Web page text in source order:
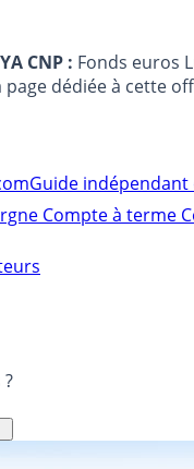
CNP : Fonds euros
dédiée à cette
Guide
Compte à terme
?